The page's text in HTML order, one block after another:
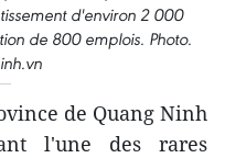
d'environ 2 000
de 800 emplois. Photo.
de Quang Ninh
l'une des rares